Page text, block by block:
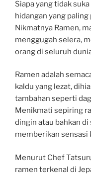
Siapa yang tidak
hidangan yang
Nikmatnya Ramen,
menggugah selera,
orang di seluruh
Ramen adalah
kaldu yang lezat,
tambahan seperti
Menikmati sepiring
dingin atau bahkan di
memberikan sensasi
Menurut Chef
ramen terkenal di